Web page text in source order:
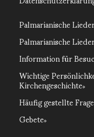
Palmarianische
Palmarianische
Information für
Wichtige
Kirchengeschichte
Häufig gestellte
Gebete